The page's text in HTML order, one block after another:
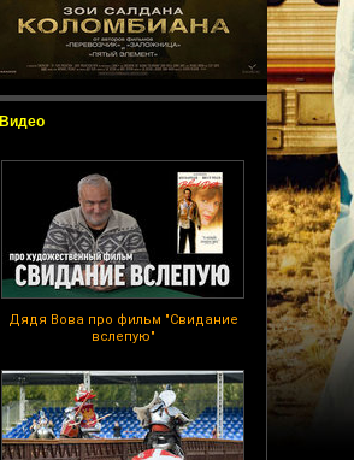
Видео
Дядя Вова про фильм "Свидание
вслепую"